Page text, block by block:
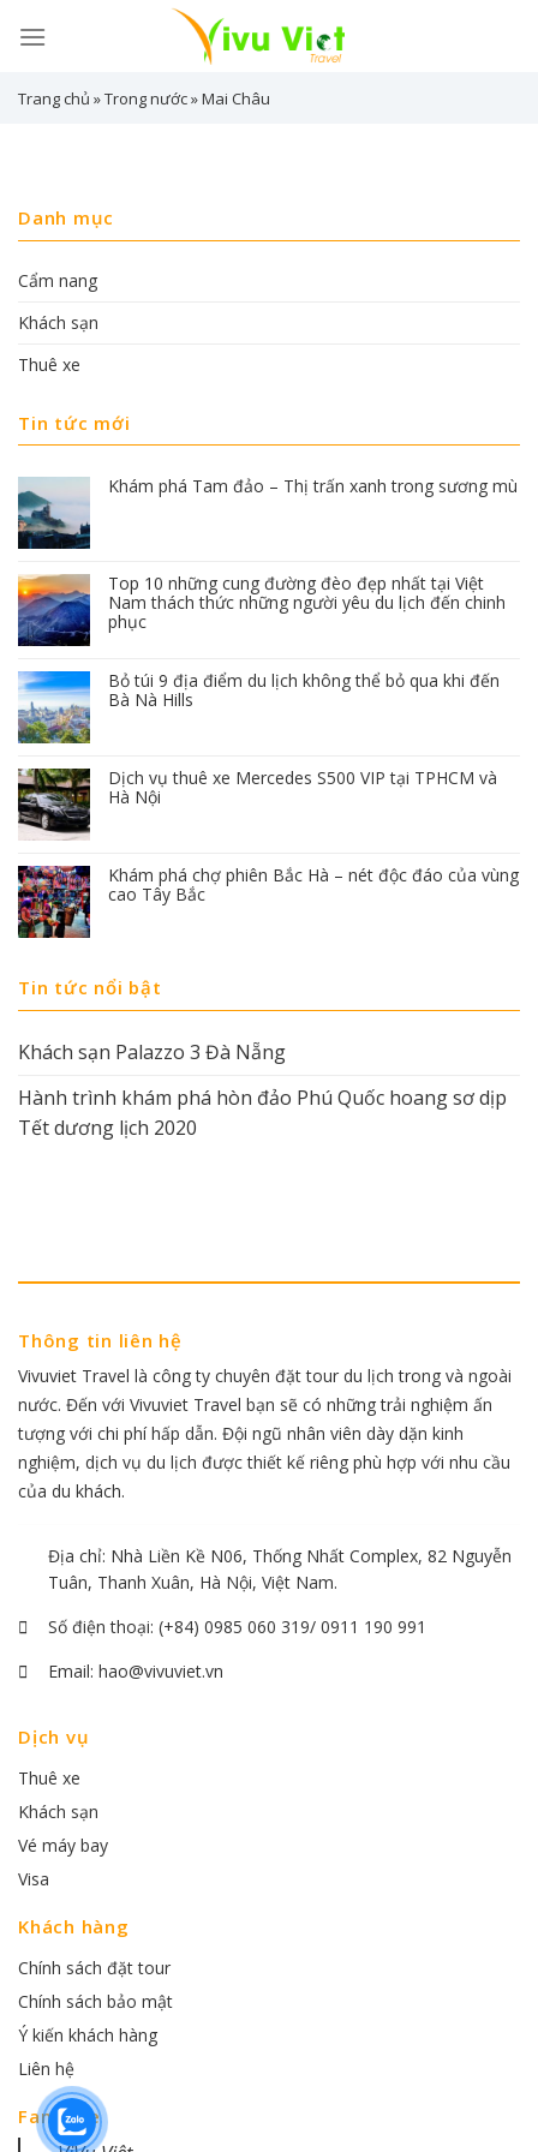
Trang chủ »Trong nước»Mai Châu
Danh mục
Cẩm nang
Khách sạn
Thuê xe
Tin tức mới
Khám phá Tam đảo – Thị trấn xanh trong sương mù
Top 10 những cung đường đèo đẹp nhất tại Việt
Nam thách thức những người yêu du lịch đến chinh
phục
Bỏ túi 9 địa điểm du lịch không thể bỏ qua khi đến
Bà Nà Hills
Dịch vụ thuê xe Mercedes S500 VIP tại TPHCM và
Hà Nội
Khám phá chợ phiên Bắc Hà – nét độc đáo của vùng
cao Tây Bắc
Tin tức nổi bật
Khách sạn Palazzo 3 Đà Nẵng
Hành trình khám phá hòn đảo Phú Quốc hoang sơ dịp
Tết dương lịch 2020
Thông tin liên hệ
Vivuviet Travel là công ty chuyên đặt tour du lịch trong và ngoài
nước. Đến với Vivuviet Travel bạn sẽ có những trải nghiệm ấn
tượng với chi phí hấp dẫn. Đội ngũ nhân viên dày dặn kinh
nghiệm, dịch vụ du lịch được thiết kế riêng phù hợp với nhu cầu
của du khách.
Địa chỉ: Nhà Liền Kề N06, Thống Nhất Complex, 82 Nguyễn
Tuân, Thanh Xuân, Hà Nội, Việt Nam.
Số điện thoại: (+84) 0985 060 319/ 0911 190 991
Email: hao@vivuviet.vn
Dịch vụ
Thuê xe
Khách sạn
Vé máy bay
Visa
Khách hàng
Chính sách đặt tour
Chính sách bảo mật
Ý kiến khách hàng
Liên hệ
Fanpage